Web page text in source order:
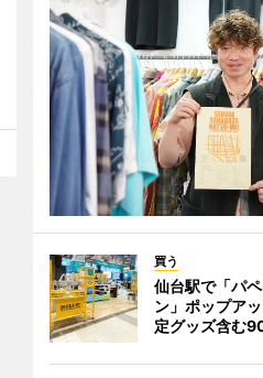
買う
仙台駅で「パ
ン」ポップア
定グッズ含む